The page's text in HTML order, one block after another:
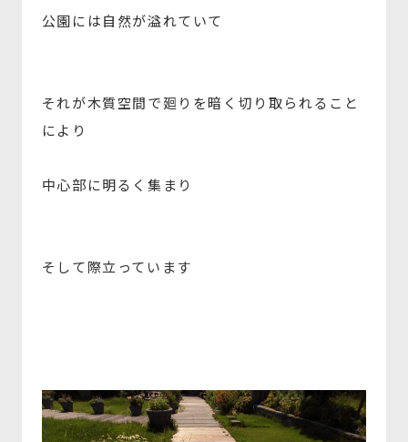
公園には自然が溢れていて
それが木質空間で廻りを暗く切り取られること
により
中心部に明るく集まり
そして際立っています